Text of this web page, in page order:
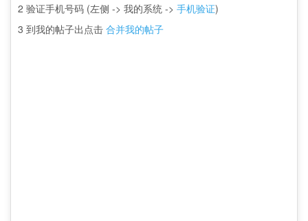
2 验证手机号码 (左侧 -> 我的系统 -> 手机验证)
3 到我的帖子出点击 合并我的帖子